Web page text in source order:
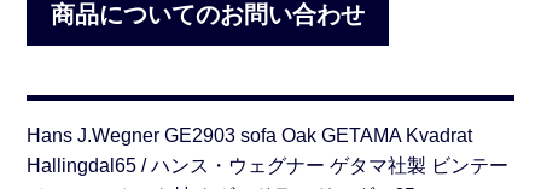
商品についてのお問い合わせ
Hans J.Wegner GE2903 sofa Oak GETAMA Kvadrat
Hallingdal65 / ハンス・ウェグナー ゲタマ社製 ビンテー